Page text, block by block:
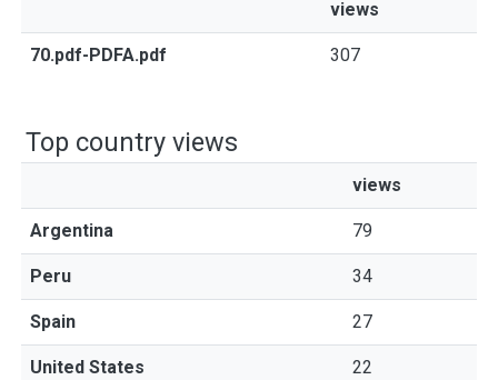
views
70.pdf-PDFA.pdf 307
Top country views
views
Argentina 79
Peru 34
Spain 27
United States 22